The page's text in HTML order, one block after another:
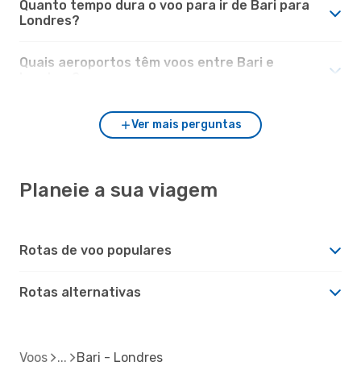
Quanto tempo dura o voo para ir de Bari para
Londres?
Quais aeroportos têm voos entre Bari e
Ver mais perguntas
Planeie a sua viagem
Rotas de voo populares
Rotas alternativas
Voos Bari - Londres